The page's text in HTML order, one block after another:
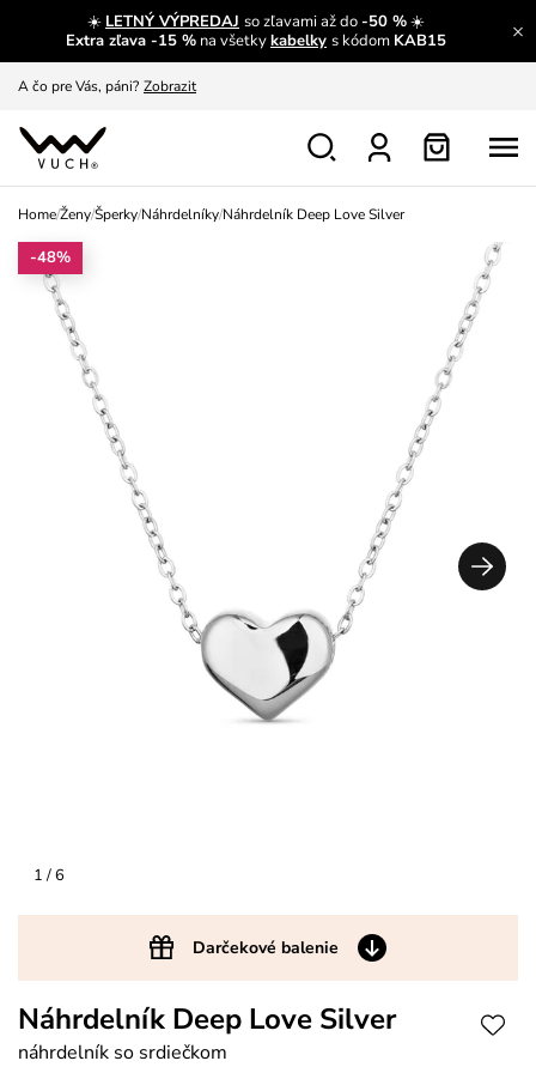
☀️ LETNÝ VÝPREDAJ so zľavami až do-50 %☀️
Extra zľava -15 % na všetkykabelky s kódom KAB15
A čo sa inde nedozvieš? Prečítať viac
A čo pre Vás, páni? Zobrazit
S čím chybu neurobíš?
Nech sa inšpirovať Zobraziť
Home/Ženy/Šperky/Náhrdelníky/Náhrdelník Deep Love Silver
1/ 6
Darčekové balenie
-48%
Náhrdelník Deep Love Silver
náhrdelník so srdiečkom